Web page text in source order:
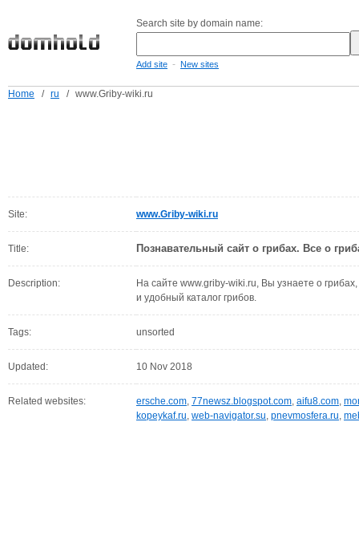
Search site by domain name:
Add site - New sites
Home / ru / www.Griby-wiki.ru
Site: www.Griby-wiki.ru
Title: Познавательный сайт о грибах. Все о
Description:
На сайте www.griby-wiki.ru, Вы узнаете о
и удобный каталог грибов.
Tags: unsorted
Updated: 10 Nov 2018
Related websites: ersche.com, 77newsz.blogspot.com, aifu8.com,
kopeykaf.ru, web-navigator.su, pnevmosfera.ru,